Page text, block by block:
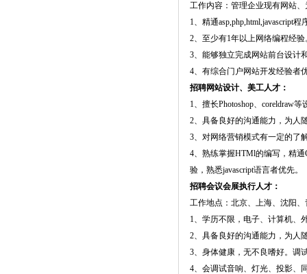
工作内容：管理企业现有网站
1、精通asp,php,html,javascript程
2、至少有1年以上网络编程经验
3、能够独立完成网站前台设计
4、有综合门户网站开发经验者
招聘网站设计、美工人才：
1、擅长Photoshop、coreldraw
2、具备良好的沟通能力，为人
3、对网络营销模式有一定的了
4、熟练掌握HTMl的编写，精通
验，熟悉javascript语言者优先。
招聘会议会展执行人才：
工作地点：北京、上海、沈阳
1、学历不限，电子、计算机、
2、具备良好的沟通能力，为人
3、身体健康，无不良嗜好。调
4、会调试音响、灯光、投影、